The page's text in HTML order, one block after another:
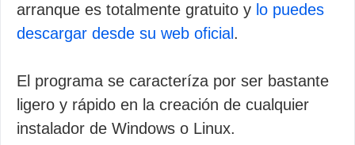
arranque es totalmente gratuito y lo puedes
descargar desde su web oficial .
El programa se caracteríza por ser bastante
ligero y rápido en la creación de cualquier
instalador de Windows o Linux.